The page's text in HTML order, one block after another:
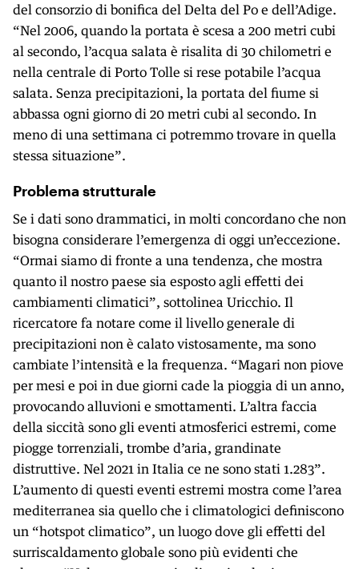
del consorzio di bonifica del Delta del Po e dell’Adige.
“Nel 2006, quando la portata è scesa a 200 metri cubi
al secondo, l’acqua salata è risalita di 30 chilometri e
nella centrale di Porto Tolle si rese potabile l’acqua
salata. Senza precipitazioni, la portata del fiume si
abbassa ogni giorno di 20 metri cubi al secondo. In
meno di una settimana ci potremmo trovare in quella
stessa situazione”.
Problema strutturale
Se i dati sono drammatici, in molti concordano che non
bisogna considerare l’emergenza di oggi un’eccezione.
“Ormai siamo di fronte a una tendenza, che mostra
quanto il nostro paese sia esposto agli effetti dei
cambiamenti climatici”, sottolinea Uricchio. Il
ricercatore fa notare come il livello generale di
precipitazioni non è calato vistosamente, ma sono
cambiate l’intensità e la frequenza. “Magari non piove
per mesi e poi in due giorni cade la pioggia di un anno,
provocando alluvioni e smottamenti. L’altra faccia
della siccità sono gli eventi atmosferici estremi, come
piogge torrenziali, trombe d’aria, grandinate
distruttive. Nel 2021 in Italia ce ne sono stati 1.283”.
L’aumento di questi eventi estremi mostra come l’area
mediterranea sia quello che i climatologici definiscono
un “hotspot climatico”, un luogo dove gli effetti del
surriscaldamento globale sono più evidenti che